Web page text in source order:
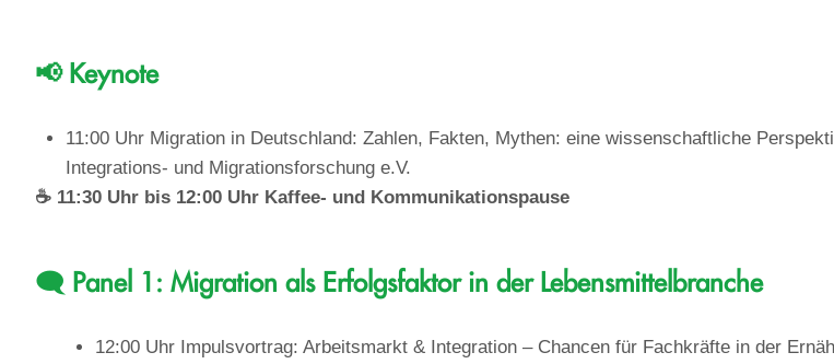
📢 Keynote
11:00 Uhr Migration in Deutschland: Zahlen, Fakten, Mythen: eine wissenschaftliche
Integrations- und Migrationsforschung e.V.
☕ 11:30 Uhr bis 12:00 Uhr Kaffee- und Kommunikationspause
🗨️ Panel 1: Migration als Erfolgsfaktor in der Lebensmittelbranche
12:00 Uhr Impulsvortrag: Arbeitsmarkt & Integration – Chancen für Fachkräfte in der